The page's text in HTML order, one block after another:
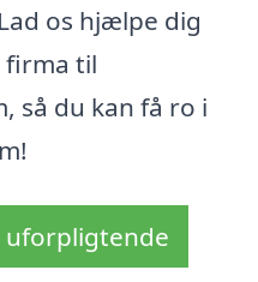
os hjælpe dig
til
så du kan få ro i
uforpligtende